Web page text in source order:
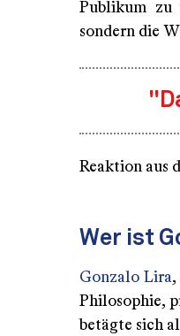
Publikum zu
sondern die
Reaktion aus
Wer ist
Gonzalo Lira,
Philosophie,
betägte sich